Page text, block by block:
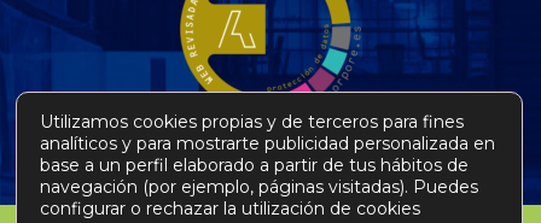
Utilizamos cookies propias y de terceros para fines
analíticos y para mostrarte publicidad personalizada en
base a un perfil elaborado a partir de tus hábitos de
navegación (por ejemplo, páginas visitadas). Puedes
configurar o rechazar la utilización de cookies